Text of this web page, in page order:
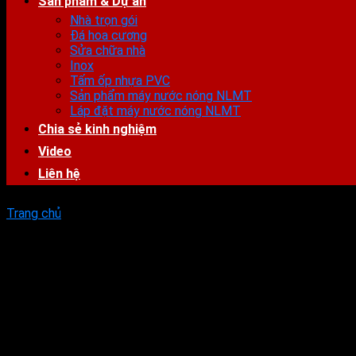
Nhà trọn gói
Đá hoa cương
Sửa chữa nhà
Inox
Tấm ốp nhựa PVC
Sản phẩm máy nước nóng NLMT
Láp đặt máy nước nóng NLMT
Chia sẻ kinh nghiệm
Video
Liên hệ
Trang chủ